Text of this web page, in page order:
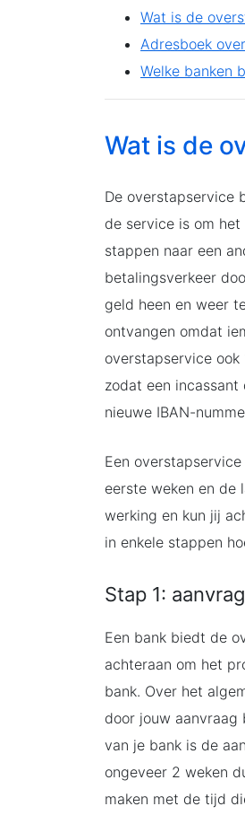
Wat is de
Adresboek
Welke banken
Wat is de
De overstapservice
de service is om
stappen naar een
betalingsverkeer
geld heen en weer
ontvangen omdat
overstapservice ook
zodat een
nieuwe IBAN-
Een
eerste weken en de
werking en kun jij
in enkele stappen
Stap 1:
Een bank biedt de
achteraan om het
bank. Over het
door jouw aanvraag
van je bank is de
ongeveer 2 weken
maken met de tijd